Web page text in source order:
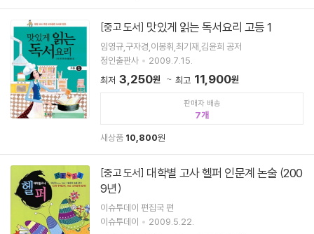
[중고 도서] 맛있게 읽는 독서요리 고등 1
임영규,구자경,이봉휘,최기재,김윤희 공저
정인출판사
2009.7.15.
최저 3,250원 최고 11,900원
판매자 배송
7
새상품 10,800원
[중고 도서]
9년)
이슈투데이 편집국 편
이슈투데이
2009.5.22.